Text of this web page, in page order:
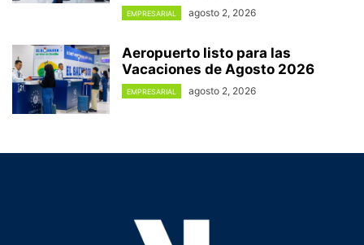
EMPRESARIAL agosto 2, 2026
Aeropuerto listo para las
Vacaciones de Agosto 2026
EMPRESARIAL agosto 2, 2026